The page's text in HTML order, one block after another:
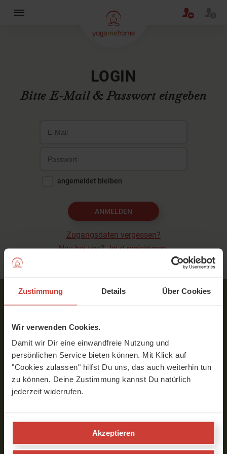
Zustimmung Details Über Cookies
Wir verwenden Cookies.
Damit wir Dir eine einwandfreie Nutzung und
persönlichen Service bieten können. Mit Klick auf
"Cookies zulassen" hilfst Du uns, das auch weiterhin tun
zu können. Deine Zustimmung kannst Du natürlich
jederzeit widerrufen.
Akzeptieren
LOGIN
Bitte E-Mail & Passwort eingeben
angemeldet bleiben
ANMELDEN
Zugangsdaten vergessen?
Neu bei uns? Jetzt registrieren.
Über YogaMeHome
Kontakt
Preise
Gutschein kaufen
Widerrufsbelehrung
Impressum